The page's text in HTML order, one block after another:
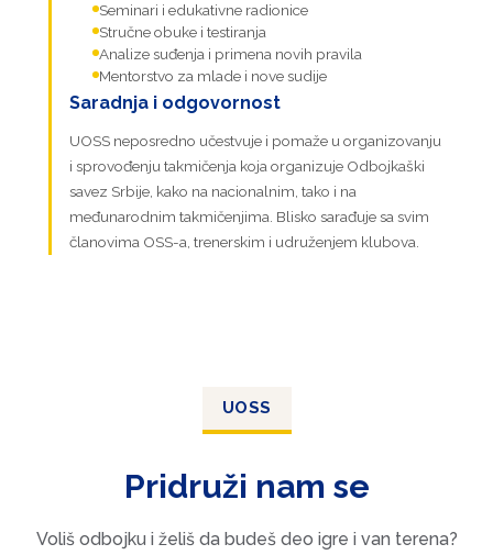
Seminari i edukativne radionice
Stručne obuke i testiranja
Analize suđenja i primena novih pravila
Mentorstvo za mlade i nove sudije
Saradnja i odgovornost
UOSS neposredno učestvuje i pomaže u organizovanju
i sprovođenju takmičenja koja organizuje Odbojkaški
savez Srbije, kako na nacionalnim, tako i na
međunarodnim takmičenjima. Blisko sarađuje sa svim
članovima OSS-a, trenerskim i udruženjem klubova.
UOSS
Pridruži nam se
Voliš odbojku i želiš da budeš deo igre i van terena?